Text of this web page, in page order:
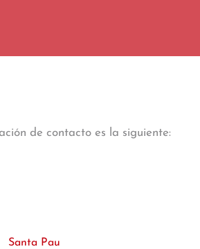
de contacto es la siguiente:
Santa Pau